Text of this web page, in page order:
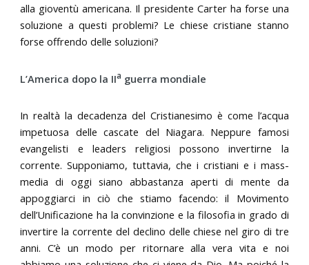
alla gioventù americana. Il presidente Carter ha forse una
soluzione a questi problemi? Le chiese cristiane stanno
forse offrendo delle soluzioni?
L’America dopo la IIa guerra mondiale
In realtà la decadenza del Cristianesimo è come l’acqua
impetuosa delle cascate del Niagara. Neppure famosi
evangelisti e leaders religiosi possono invertirne la
corrente. Supponiamo, tuttavia, che i cristiani e i mass-
media di oggi siano abbastanza aperti di mente da
appoggiarci in ciò che stiamo facendo: il Movimento
dell’Unificazione ha la convinzione e la filosofia in grado di
invertire la corrente del declino delle chiese nel giro di tre
anni. C’è un modo per ritornare alla vera vita e noi